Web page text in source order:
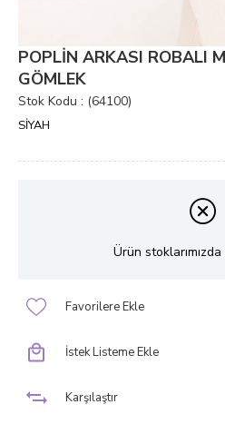
POPLİN ARKASI ROBALI
GÖMLEK
Stok Kodu (64100)
SİYAH
Ürün stoklarımızda
Favorilere Ekle
İstek Listeme Ekle
Karşılaştır